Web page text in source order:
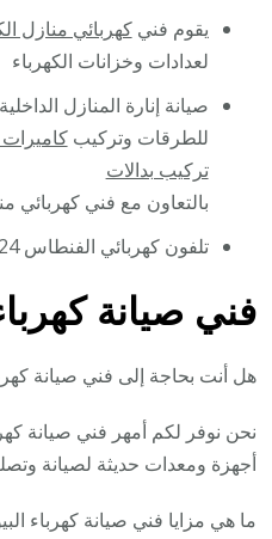
يقوم فنيكهربائي منازل
لعدادات وخزانات الكهرباء
صيانة إنارة المنازل
للطرقات وتركيب
تركيب بدالات
بالتعاون مع فني كهربائي
تلفون كهربائي الفنطاس 24 كهربائي الفنطاس الأن .
فني صيانة
هل أنت بحاجة إلى فني صيانة
نحن نوفر لكم أمهر فني صيانة
أجهزة ومعدات حديثة لصيانة
ما هي مزايا فني صيانة كهرباء